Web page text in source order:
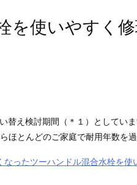
を使いやすく
え検討期間（＊１）としていま
ほとんどのご家庭で耐用年数を
なったツーハンドル混合水栓を使